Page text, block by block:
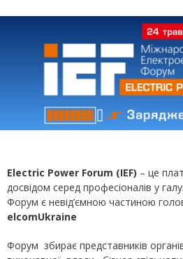
Electric Power Forum (IEF) – це
досвідом серед професіоналів у
Форум є невід’ємною частиною
elcomUkraine
Форум збирає представників